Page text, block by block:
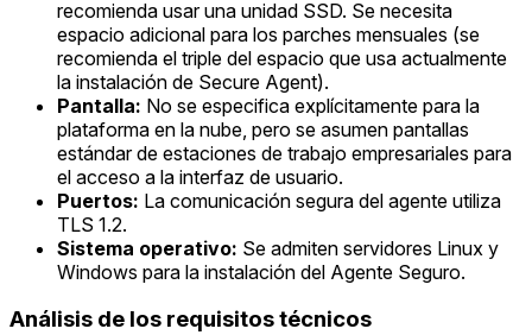
recomienda usar una unidad SSD. Se necesita
espacio adicional para los parches mensuales (se
recomienda el triple del espacio que usa actualmente
la instalación de Secure Agent).
Pantalla: No se especifica explícitamente para la
plataforma en la nube, pero se asumen pantallas
estándar de estaciones de trabajo empresariales para
el acceso a la interfaz de usuario.
Puertos: La comunicación segura del agente utiliza
TLS 1.2.
Sistema operativo: Se admiten servidores Linux y
Windows para la instalación del Agente Seguro.
Análisis de los requisitos técnicos